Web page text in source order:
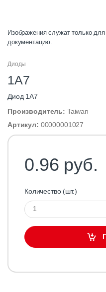
Изображения служат только
документацию.
Диоды
1A7
Диод 1A7
Производитель: Taiwan
Артикул: 00000001027
0.96 руб.
Количество (шт.)